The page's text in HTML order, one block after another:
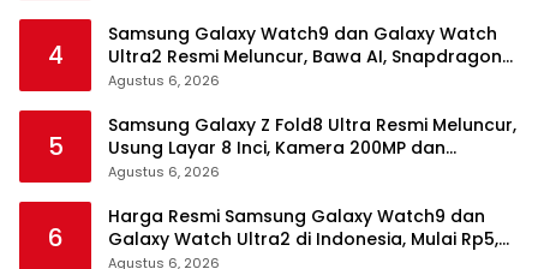
4
Samsung Galaxy Watch9 dan Galaxy Watch
Ultra2 Resmi Meluncur, Bawa AI, Snapdragon
Wear Elite, dan Fitur Kesehatan Baru
Agustus 6, 2026
5
Samsung Galaxy Z Fold8 Ultra Resmi Meluncur,
Usung Layar 8 Inci, Kamera 200MP dan
Snapdragon 8 Elite Gen 5
Agustus 6, 2026
6
Harga Resmi Samsung Galaxy Watch9 dan
Galaxy Watch Ultra2 di Indonesia, Mulai Rp5,9
Jutaan
Agustus 6, 2026